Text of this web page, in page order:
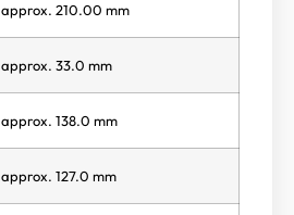
approx. 210.00 mm
approx. 33.0 mm
approx. 138.0 mm
approx. 127.0 mm